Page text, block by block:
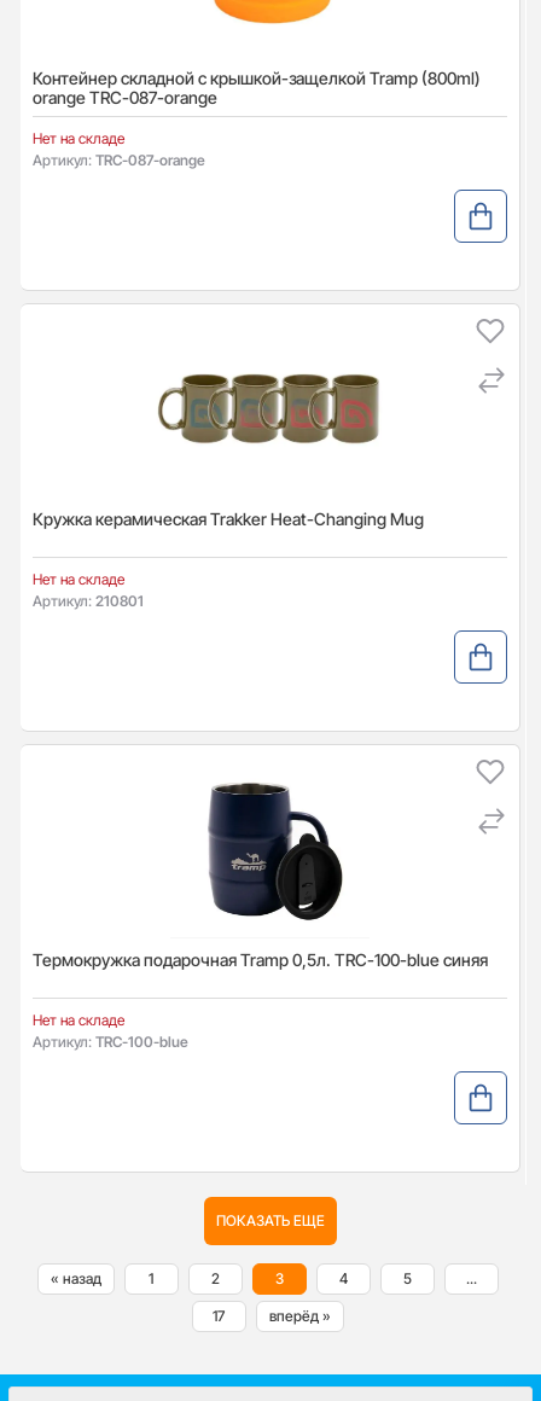
Контейнер складной с крышкой-защелкой Tramp (800ml)
orange TRC-087-orange
Нет на складе
Артикул: TRC-087-orange
Кружка керамическая Trakker Heat-Changing Mug
Нет на складе
Артикул: 210801
Термокружка подарочная Tramp 0,5л. TRC-100-blue синяя
Нет на складе
Артикул: TRC-100-blue
ПОКАЗАТЬ ЕЩЕ
« назад 1 2 3 4 5 ...
17 вперёд »